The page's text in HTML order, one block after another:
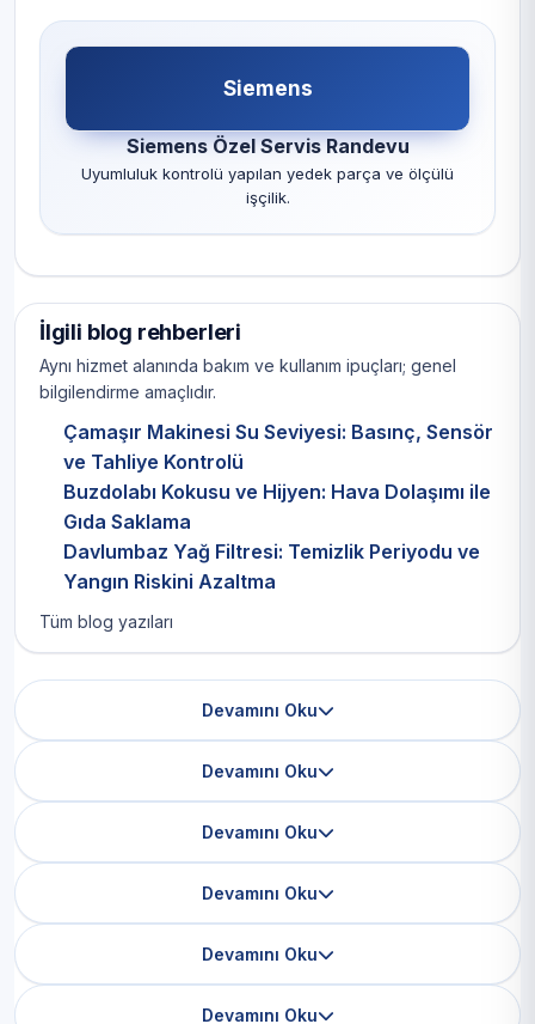
Siemens
Siemens Özel Servis Randevu
Uyumluluk kontrolü yapılan yedek parça ve ölçülü
işçilik.
İlgili blog rehberleri
Aynı hizmet alanında bakım ve kullanım ipuçları; genel
bilgilendirme amaçlıdır.
Çamaşır Makinesi Su Seviyesi: Basınç, Sensör
ve Tahliye Kontrolü
Buzdolabı Kokusu ve Hijyen: Hava Dolaşımı ile
Gıda Saklama
Davlumbaz Yağ Filtresi: Temizlik Periyodu ve
Yangın Riskini Azaltma
Tüm blog yazıları
Devamını Oku
Devamını Oku
Devamını Oku
Devamını Oku
Devamını Oku
Devamını Oku